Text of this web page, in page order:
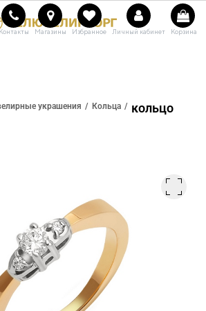
Магазины Избранное Личный кабинет Корзина
украшения Кольца кольцо